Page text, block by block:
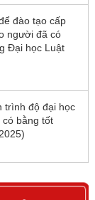
đào tạo cấp
người đã có
Đại học Luật
trình độ đại học
bằng tốt